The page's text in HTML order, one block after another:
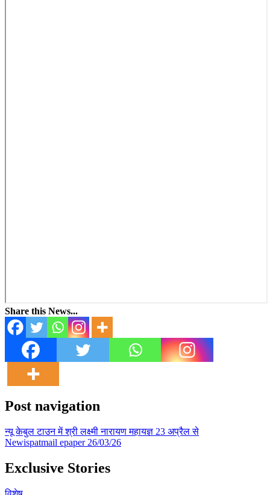
Share this News...
Post navigation
न्यू केबुल टाउन में श्री लक्ष्मी नारायण महायज्ञ 23 अप्रैल से
Newispatmail epaper 26/03/26
Exclusive Stories